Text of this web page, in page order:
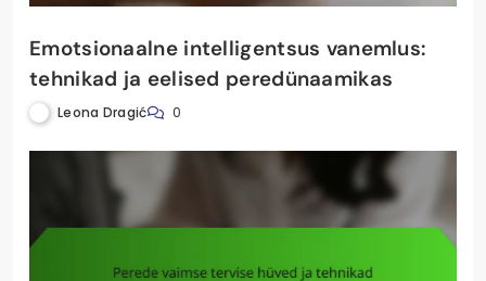
Emotsionaalne intelligentsus vanemlus:
tehnikad ja eelised peredünaamikas
Leona Dragić 0